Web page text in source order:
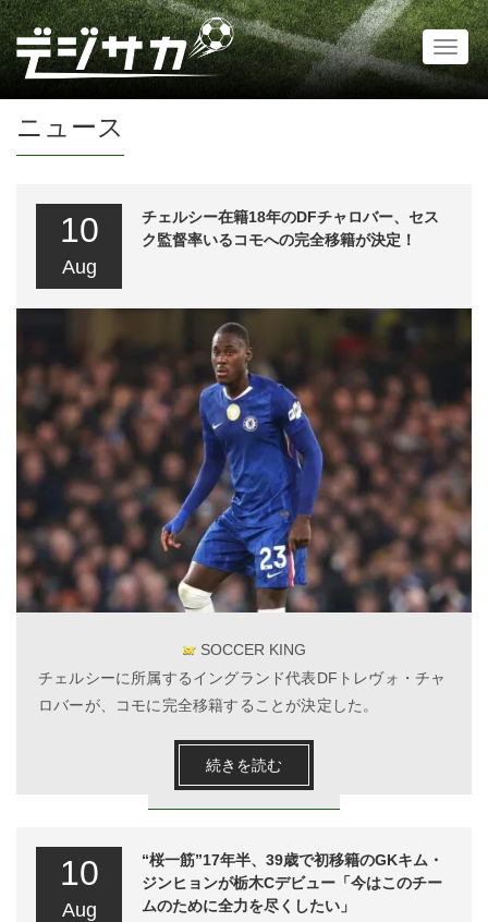
ニュース
10
Aug
チェルシー在籍18年のDFチャロバー、セス
ク監督率いるコモへの完全移籍が決定！
SOCCER KING
チェルシーに所属するイングランド代表DFトレヴォ・チャ
ロバーが、コモに完全移籍することが決定した。
続きを読む
10
Aug
“桜一筋”17年半、39歳で初移籍のGKキム・
ジンヒョンが栃木Cデビュー「今はこのチー
ムのために全力を尽くしたい」